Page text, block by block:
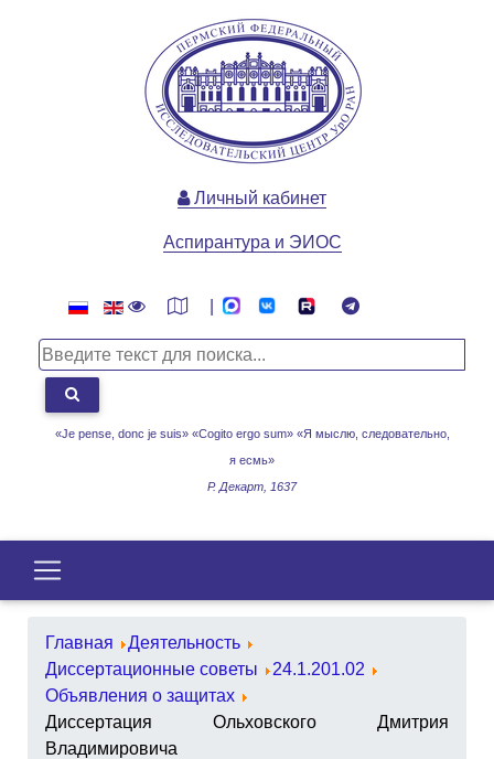
«Je pense, donc je suis» «Cogito ergo sum» «Я мыслю, следовательно,
я есмь»
Р. Декарт, 1637
Личный кабинет
Аспирантура и ЭИОС
Главная
Деятельность
Диссертационные советы
24.1.201.02
Объявления о защитах
Диссертация Ольховского Дмитрия
Владимировича